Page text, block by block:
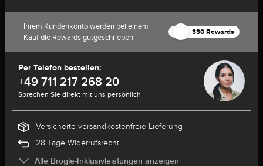
Ihrem Kundenkonto werden bei einem
Kauf die Rewards gutgeschrieben
330 Rewards
Per Telefon bestellen:
+49 711 217 268 20
Sprechen Sie direkt mit uns persönlich
Versicherte versandkostenfreie Lieferung
28 Tage Widerrufsrecht
Alle Brogle-Inklusivleistungen anzeigen